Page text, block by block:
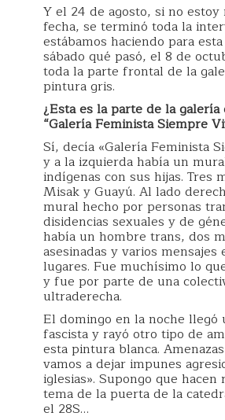
Y el 24 de agosto, si no estoy
fecha, se terminó toda la
estábamos haciendo para
sábado qué pasó, el 8 de
toda la parte frontal de la
pintura gris.
¿Esta es la parte de la galería
“Galería Feminista Siempre
Sí, decía «Galería Feminista
y a la izquierda había un
indígenas con sus hijas. Tres
Misak y Guayú. Al lado
mural hecho por personas
disidencias sexuales y de
había un hombre trans, dos
asesinadas y varios mensajes
lugares. Fue muchísimo lo
y fue por parte de una
ultraderecha.
El domingo en la noche llegó
fascista y rayó otro tipo de
esta pintura blanca.
vamos a dejar impunes
iglesias». Supongo que hacen
tema de la puerta de la
el 28S…